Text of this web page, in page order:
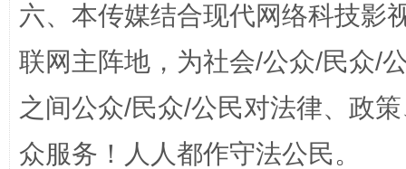
六、本传媒结合现代网络科技影
联网主阵地，为社会/公众/民众/
之间公众/民众/公民对法律、政
众服务！人人都作守法公民。